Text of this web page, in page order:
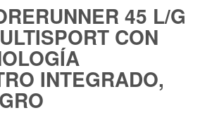
45 L/G
CON
INTEGRADO,